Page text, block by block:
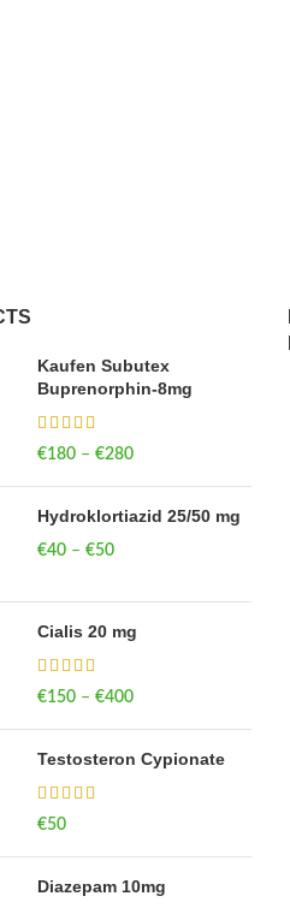
Kaufen Subutex
Buprenorphin-8mg
€180 – €280Price range: €180
Hydroklortiazid 25/50 mg
€40 – €50Price range: €40
Cialis 20 mg
€150 – €400Price range: €150
Testosteron Cypionate
€50
Diazepam 10mg